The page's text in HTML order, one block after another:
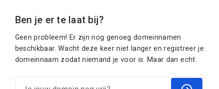
Ben je er te laat bij?
Geen probleem! Er zijn nog genoeg domeinnamen
beschikbaar. Wacht deze keer niet langer en registreer je
domeinnaam zodat niemand je voor is. Maar dan echt.